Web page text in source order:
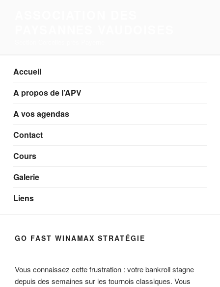
Accueil
A propos de l’APV
A vos agendas
Contact
Cours
Galerie
Liens
GO FAST WINAMAX STRATÉGIE
Vous connaissez cette frustration : votre bankroll stagne
depuis des semaines sur les tournois classiques. Vous